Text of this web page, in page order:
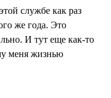
службе как раз
же года. Это
И тут еще как-то
меня жизнью